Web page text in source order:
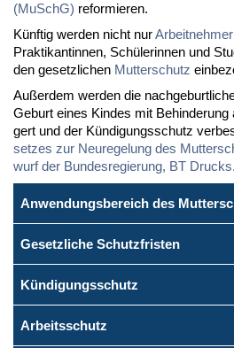
(MuSchG) re­for­mie­ren.
Künf­tig wer­den nicht nur
Prak­ti­kan­tin­nen, Schü­le­rin­nen und
den ge­setz­li­chen Mut­ter­schutz
Au­ßer­dem wer­den die
Ge­burt ei­nes Kin­des mit
gert und der Kün­di­gungs­schutz
set­zes zur Neu­re­ge­lung des
wurf der Bun­des­re­gie­rung, BT
Anwendungsbereich des
Gesetzliche Schutzfristen
Kündigungsschutz
Arbeitsschutz